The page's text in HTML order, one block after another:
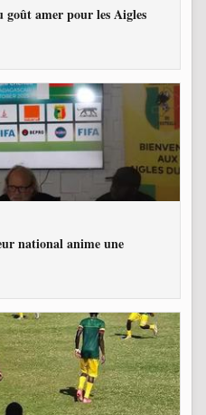
amer pour les Aigles
national anime une